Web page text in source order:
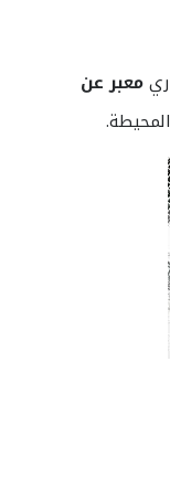
معبر عن